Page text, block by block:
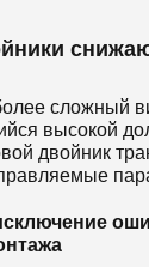
сложный
высокой
двойник